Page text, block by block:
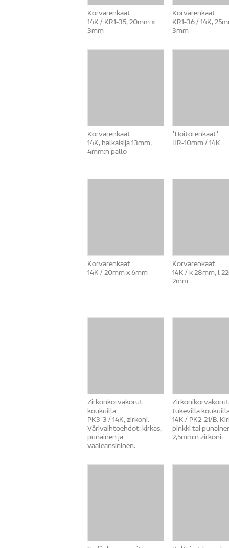
Korvarenkaat
14K / KR1-35, 20mm x
3mm
Korvarenkaat
KR1-36 / 14K,
3mm
Korvarenkaat
14K, halkaisija 13mm,
4mm:n pallo
"Hoitorenkaat"
HR-10mm / 14K
Korvarenkaat
14K / 20mm x 6mm
Korvarenkaat
14K / k 28mm, l
2mm
Zirkonkorvakorut
koukuilla
PK3-3 / 14K, zirkoni.
Värivaihtoehdot: kirkas,
punainen ja
vaaleansininen.
Zirkonikorvakorut
tukevilla
14K / PK2-21/B.
pinkki tai
2,5mm:n zirkoni.